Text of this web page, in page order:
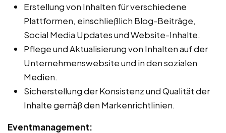
Erstellung von Inhalten für verschiedene
Plattformen, einschließlich Blog-Beiträge,
Social Media Updates und Website-Inhalte.
Pflege und Aktualisierung von Inhalten auf der
Unternehmenswebsite und in den sozialen
Medien.
Sicherstellung der Konsistenz und Qualität der
Inhalte gemäß den Markenrichtlinien.
Eventmanagement: